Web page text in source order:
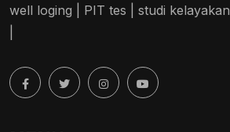
well loging | PIT tes | studi kelayakan